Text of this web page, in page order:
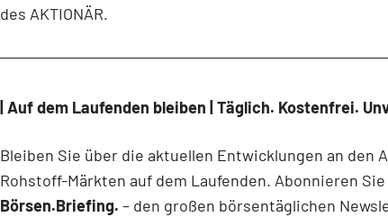
des AKTIONÄR.
| Auf dem Laufenden bleiben | Täglich. Kostenfrei.
Bleiben Sie über die aktuellen Entwicklungen an den
Rohstoff-Märkten auf dem Laufenden. Abonnieren
Börsen.Briefing. – den großen börsentäglichen